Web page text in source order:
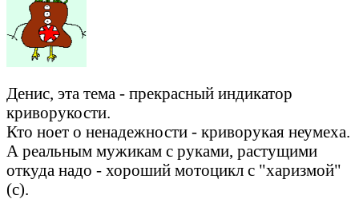
Денис, эта тема - прекрасный индикатор
криворукости.
Кто ноет о ненадежности - криворукая неумеха.
А реальным мужикам с руками, растущими
откуда надо - хороший мотоцикл с "харизмой"
(с).